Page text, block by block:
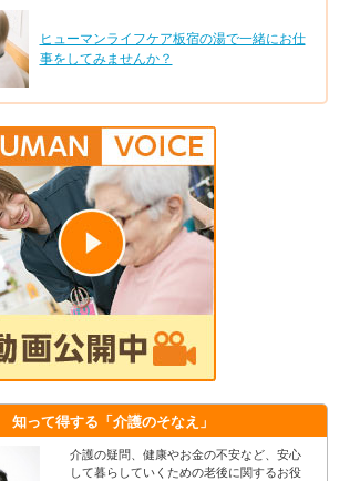
ヒューマンライフケア板宿の湯で一緒にお仕
事をしてみませんか？
知って得する 「介護のそなえ」
介護の疑問、健康やお金の不安など、安心
して暮らしていくための老後に関するお役